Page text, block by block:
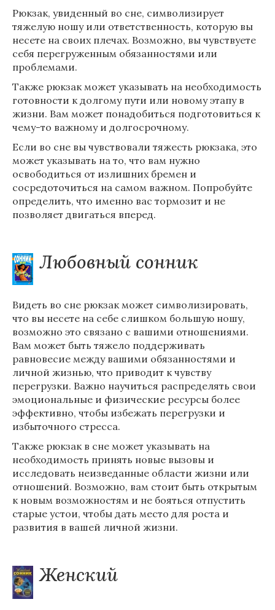
Рюкзак, увиденный во сне, символизирует
тяжелую ношу или ответственность, которую вы
несете на своих плечах. Возможно, вы чувствуете
себя перегруженным обязанностями или
проблемами.
Также рюкзак может указывать на необходимость
готовности к долгому пути или новому этапу в
жизни. Вам может понадобиться подготовиться к
чему-то важному и долгосрочному.
Если во сне вы чувствовали тяжесть рюкзака, это
может указывать на то, что вам нужно
освободиться от излишних бремен и
сосредоточиться на самом важном. Попробуйте
определить, что именно вас тормозит и не
позволяет двигаться вперед.
Любовный сонник
Видеть во сне рюкзак может символизировать,
что вы несете на себе слишком большую ношу,
возможно это связано с вашими отношениями.
Вам может быть тяжело поддерживать
равновесие между вашими обязанностями и
личной жизнью, что приводит к чувству
перегрузки. Важно научиться распределять свои
эмоциональные и физические ресурсы более
эффективно, чтобы избежать перегрузки и
избыточного стресса.
Также рюкзак в сне может указывать на
необходимость принять новые вызовы и
исследовать неизведанные области жизни или
отношений. Возможно, вам стоит быть открытым
к новым возможностям и не бояться отпустить
старые устои, чтобы дать место для роста и
развития в вашей личной жизни.
Женский